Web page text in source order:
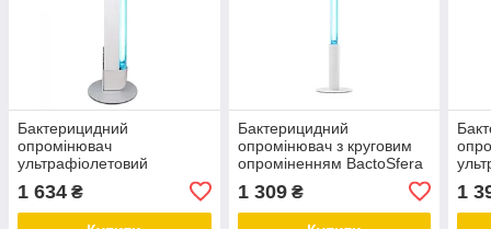
Бактерицидний
опромінювач
ультрафіолетовий
BactoSfera OBB 15P-Metal
Eco (безозоновий, що не
б'ється)
1 634 ₴
Бактерицидний
опромінювач з круговим
опроміненням BactoSfera
(безозоновий, що не
б'ється)
1 309₴
не
1